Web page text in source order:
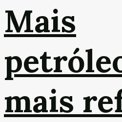
Mais
mais